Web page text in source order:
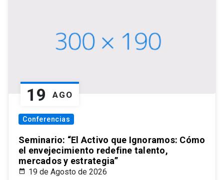
19 AGO
Conferencias
Seminario: “El Activo que Ignoramos: Cómo
el envejecimiento redefine talento,
mercados y estrategia”
19 de Agosto de 2026